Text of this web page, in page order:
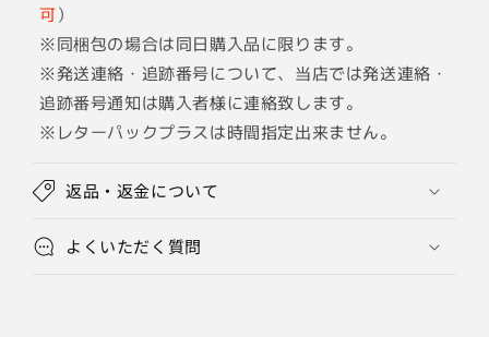
可）
※同梱包の場合は同日購入品に限ります。
※発送連絡・追跡番号について、当店では発送連絡・
追跡番号通知は購入者様に連絡致します。
※レターパックプラスは時間指定出来ません。
返品・返金について
よくいただく質問